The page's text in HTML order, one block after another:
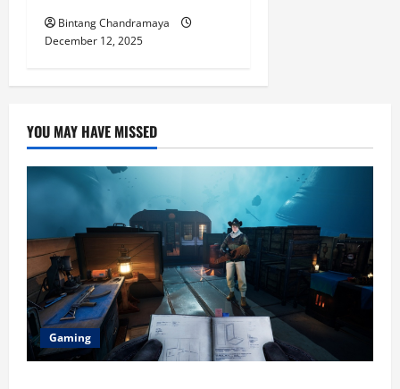
Bintang Chandramaya
December 12, 2025
YOU MAY HAVE MISSED
Gaming